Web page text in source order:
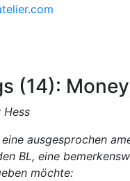
(14):
Hess
ausgesprochen
BL, eine
möchte: